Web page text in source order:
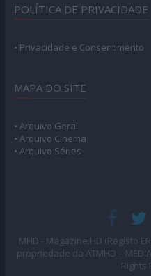
POLÍTICA DE PRIVACIDADE
• Privacidade e Consentimento
MAPA DO SITE
• Arquivo Geral
• Arquivo Cinema
• Arquivo Séries
MHD - Magazine.HD (Registo
propriedade da ATMHD –
Rights